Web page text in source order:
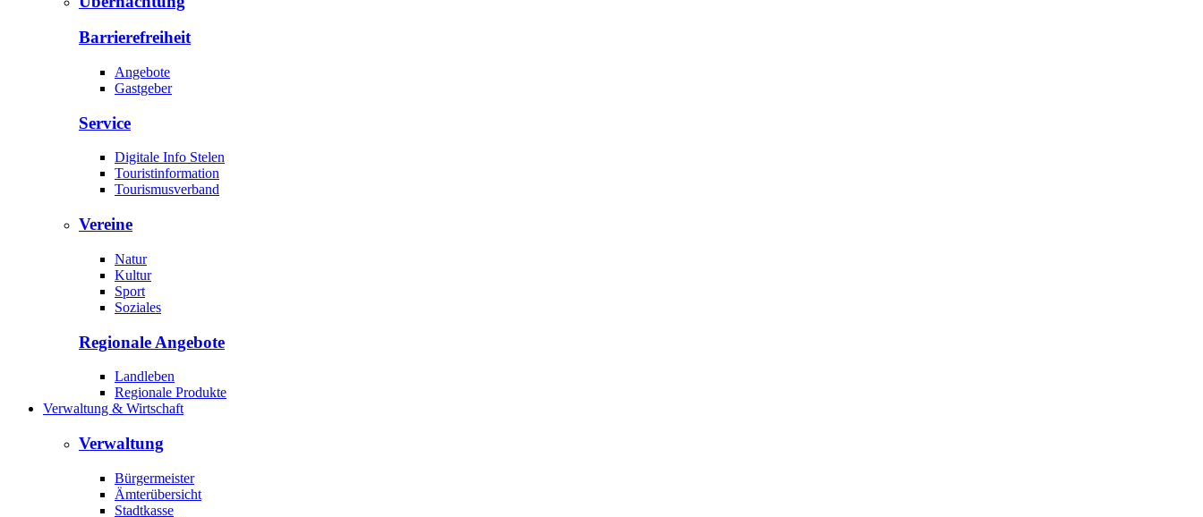
Barrierefreiheit
Angebote
Gastgeber
Service
Digitale Info Stelen
Touristinformation
Tourismusverband
Vereine
Natur
Kultur
Sport
Soziales
Regionale Angebote
Landleben
Regionale Produkte
Verwaltung & Wirtschaft
Verwaltung
Bürgermeister
Ämterübersicht
Stadtkasse